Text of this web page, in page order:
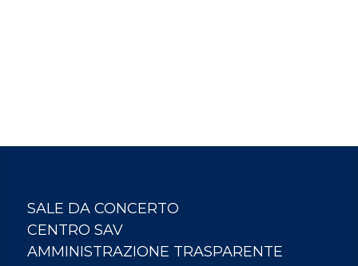
SALE DA CONCERTO
CENTRO SAV
AMMINISTRAZIONE TRASPARENTE